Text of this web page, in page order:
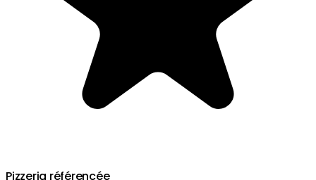
Pizzeria référencée